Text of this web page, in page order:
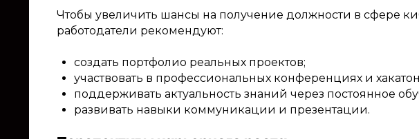
Чтобы увеличить шансы на получение должности в сфере
работодатели рекомендуют:
создать портфолио реальных проектов;
участвовать в профессиональных конференциях и
поддерживать актуальность знаний через постоянное
развивать навыки коммуникации и презентации.